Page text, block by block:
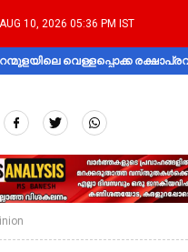
10, 2026 05:36 PM IST
വെള്ളപ്പൊക്ക